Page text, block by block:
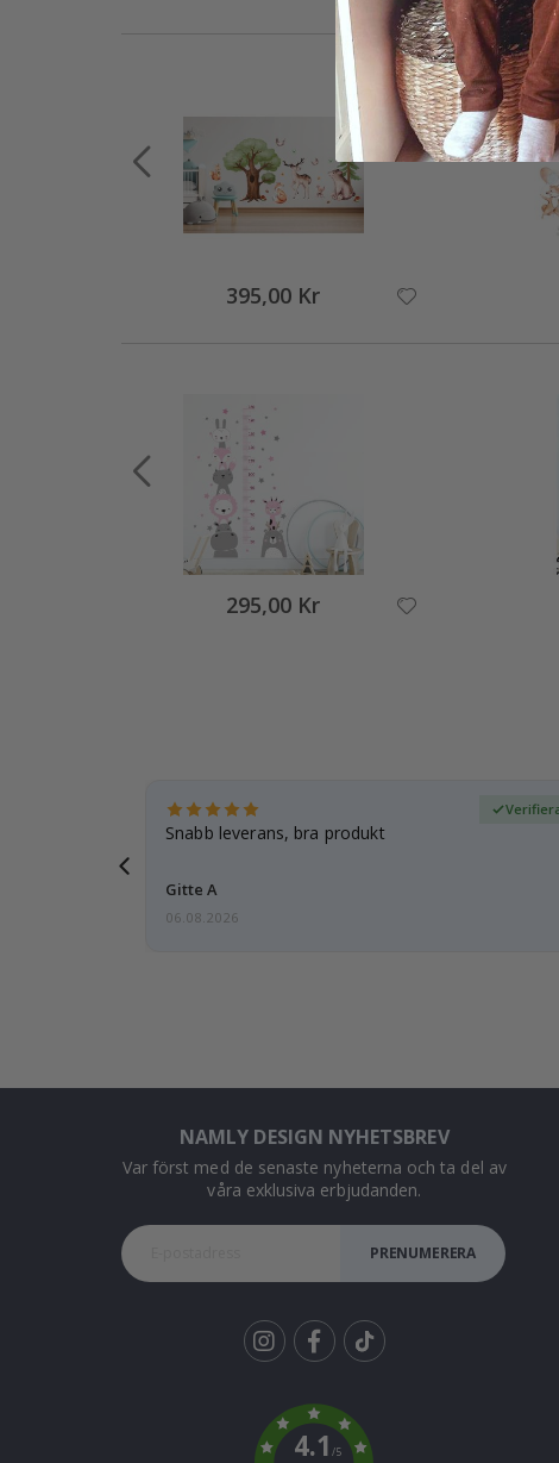
395,00 Kr
295,00 Kr
Snabb leverans, bra produkt
Gitte A
06.08.2026
NAMLY DESIGN NYHETSBREV
Var först med de senaste nyheterna och ta del av
våra exklusiva erbjudanden.
PRENUMERERA
k
4.1/5